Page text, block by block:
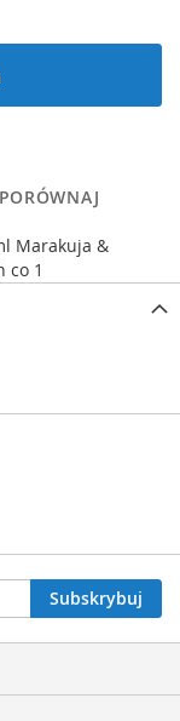
PORÓWNAJ
Marakuja &
co 1
Subskrybuj